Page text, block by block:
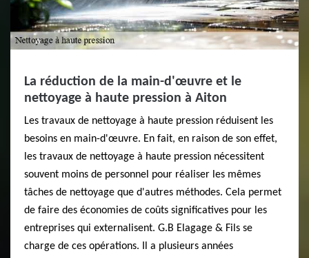
La réduction de la main-d'œuvre et le
nettoyage à haute pression à Aiton
Les travaux de nettoyage à haute pression réduisent les
besoins en main-d'œuvre. En fait, en raison de son effet,
les travaux de nettoyage à haute pression nécessitent
souvent moins de personnel pour réaliser les mêmes
tâches de nettoyage que d'autres méthodes. Cela permet
de faire des économies de coûts significatives pour les
entreprises qui externalisent. G.B Elagage & Fils se
charge de ces opérations. Il a plusieurs années